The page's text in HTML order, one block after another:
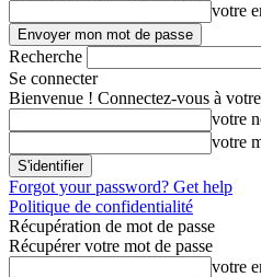
votre
Recherche
Se connecter
Bienvenue ! Connectez-vous à
votre
votre
Forgot your password? Get help
Politique de confidentialité
Récupération de mot de passe
Récupérer votre mot de passe
votre